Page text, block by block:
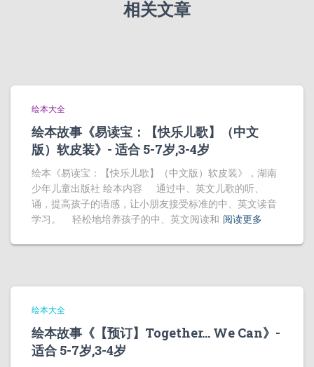
相关文章
绘本大全
绘本故事《易读宝：【快乐儿歌】（中文
版）软皮装》- 适合 5-7岁,3-4岁
绘本《易读宝：【快乐儿歌】（中文版）软皮装》，湖南
少年儿童出版社 绘本内容 通过中、英文儿歌的听、
诵，提高孩子的语感，让小朋友接受标准的中、英文读音
学习。 轻松地培养孩子的中、英文阅读和 阅读更多
绘本大全
绘本故事《【预订】Together… We Can》-
适合 5-7岁,3-4岁